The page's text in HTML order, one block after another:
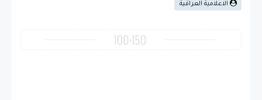
الاعلامية العراقية